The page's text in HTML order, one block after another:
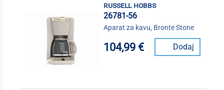
russell hobbs
26781-56
Aparat za kavu, Bronte Stone
104,99 € Dodaj